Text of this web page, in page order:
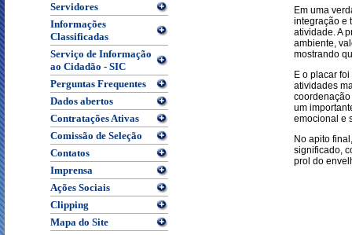
Servidores
Informações
Classificadas
Serviço de Informação
ao Cidadão - SIC
Perguntas Frequentes
Dados abertos
Contratações Ativas
Comissão de Seleção
Contatos
Imprensa
Ações Sociais
Clipping
Mapa do Site
Em uma
integração e
atividade. A
ambiente,
mostrando
E o placar
atividades
um
emocional e
No apito
significado,
prol do